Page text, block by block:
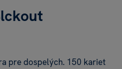
pre dospelých. 150 kariet